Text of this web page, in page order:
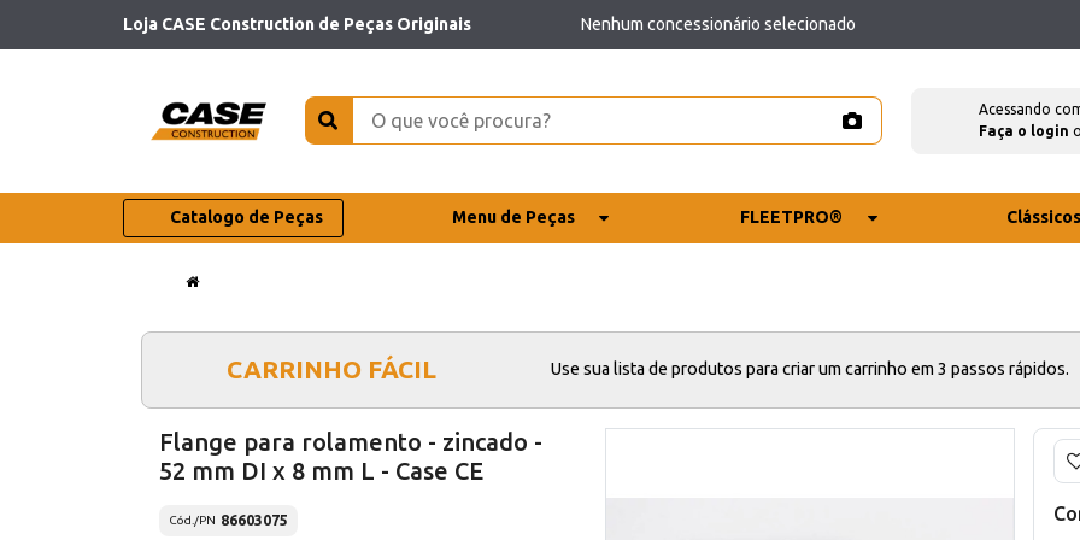
Loja CASE Construction de Peças Originais Nenhum concessionário selecionado
Acessando
Faça o login
Catalogo de Peças Menu de Peças FLEETPRO®
CARRINHO FÁCIL Use sua lista de produtos para criar um carrinho em 3 passos rápidos.
Flange para rolamento - zincado -
52 mm DI x 8 mm L - Case CE
Cód./PN 86603075